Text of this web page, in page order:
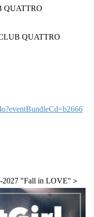
QUATTRO
QUATTRO
"Fall in LOVE"＞